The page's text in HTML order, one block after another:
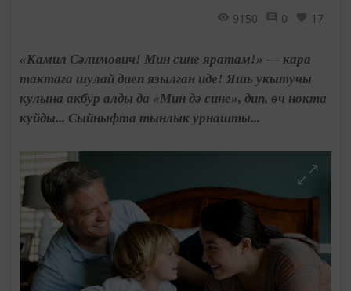
9150 0 17
«Камил Сәлимович! Мин сине яратам!» — кара
тактага шулай диеп язылган иде! Яшь укытучы
кулына акбур алды да «Мин дә сине», дип, өч нокта
куйды... Сыйныфта тынлык урнашты...